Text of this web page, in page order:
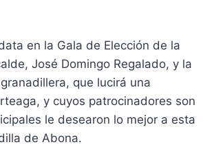
en la Gala de Elección de la
José Domingo Regalado, y la
que lucirá una
y cuyos patrocinadores son
le desearon lo mejor a esta
de Abona.